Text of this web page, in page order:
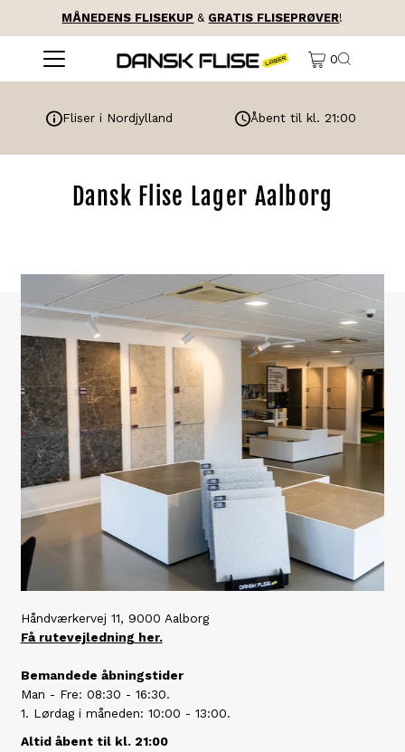
MÅNEDENS FLISEKUP & GRATIS FLISEPRØVER!
0
Fliser i Nordjylland Åbent til kl. 21:00
Dansk Flise Lager Aalborg
Håndværkervej 11, 9000 Aalborg
Få rutevejledning her.
Bemandede åbningstider
Man - Fre: 08:30 - 16:30.
1. Lørdag i måneden: 10:00 - 13:00.
Altid åbent til kl. 21:00